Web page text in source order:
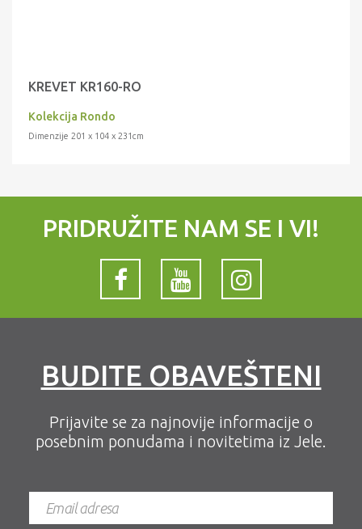
KREVET KR160-RO
Kolekcija Rondo
Dimenzije 201 x 104 x 231cm
PRIDRUŽITE NAM SE I VI!
BUDITE OBAVEŠTENI
Prijavite se za najnovije informacije o
posebnim ponudama i novitetima iz Jele.